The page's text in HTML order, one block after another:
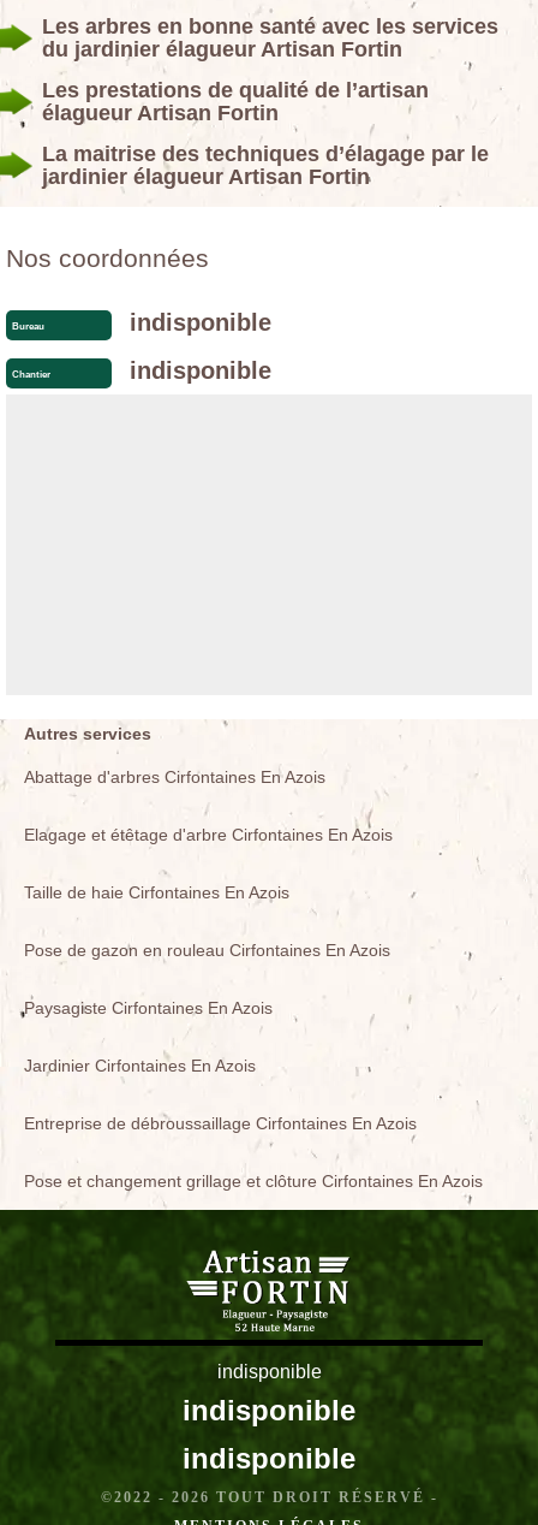
Les arbres en bonne santé avec les services
du jardinier élagueur Artisan Fortin
Les prestations de qualité de l’artisan
élagueur Artisan Fortin
La maitrise des techniques d’élagage par le
jardinier élagueur Artisan Fortin
Nos coordonnées
Bureau indisponible
Chantier indisponible
Autres services
Abattage d'arbres Cirfontaines En Azois
Elagage et étêtage d'arbre Cirfontaines En Azois
Taille de haie Cirfontaines En Azois
Pose de gazon en rouleau Cirfontaines En Azois
Paysagiste Cirfontaines En Azois
Jardinier Cirfontaines En Azois
Entreprise de débroussaillage Cirfontaines En Azois
Pose et changement grillage et clôture Cirfontaines En Azois
indisponible
indisponible
indisponible
©2022 - 2026 TOUT DROIT RÉSERVÉ -